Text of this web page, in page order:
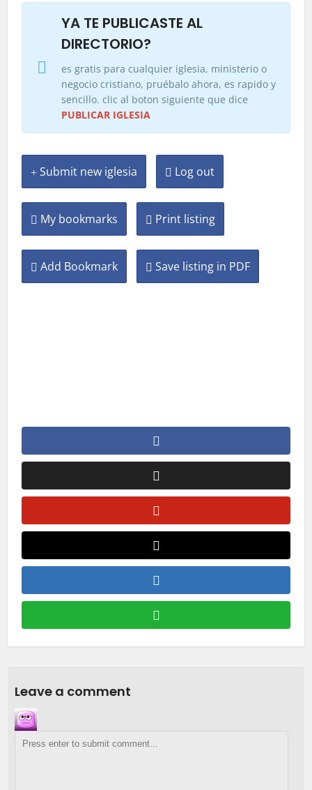
YA TE PUBLICASTE AL
DIRECTORIO?
es gratis para cualquier iglesia, ministerio o
negocio cristiano, pruébalo ahora, es rapido y
sencillo. clic al boton siguiente que dice
PUBLICAR IGLESIA
Submit new iglesia Log out
My bookmarks Print listing
Add Bookmark Save listing in PDF
Leave a comment